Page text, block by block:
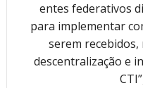
entes federativos
para implementar
serem
descentralização e